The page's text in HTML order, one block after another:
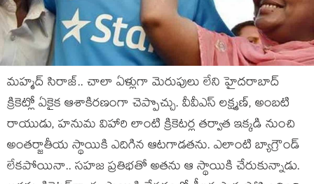
మహ్మద్ సిరాజ్.. చాలా ఏళ్లుగా మెరుపులు లేని హైదరాబాద్
క్రికెట్లో ఏకైక ఆశాకిరణంగా చెప్పొచ్చు. వీవీఎస్ లక్ష్మణ్, అంబటి
రాయుడు, హనుమ విహారి లాంటి క్రికెటర్ల తర్వాత ఇక్కడి నుంచి
అంతర్జాతీయ స్థాయికి ఎదిగిన ఆటగాడతను. ఎలాంటి బ్యాగ్రౌండ్
లేకపోయినా.. సహజ ప్రతిభతో అతను ఆ స్థాయికి చేరుకున్నాడు.